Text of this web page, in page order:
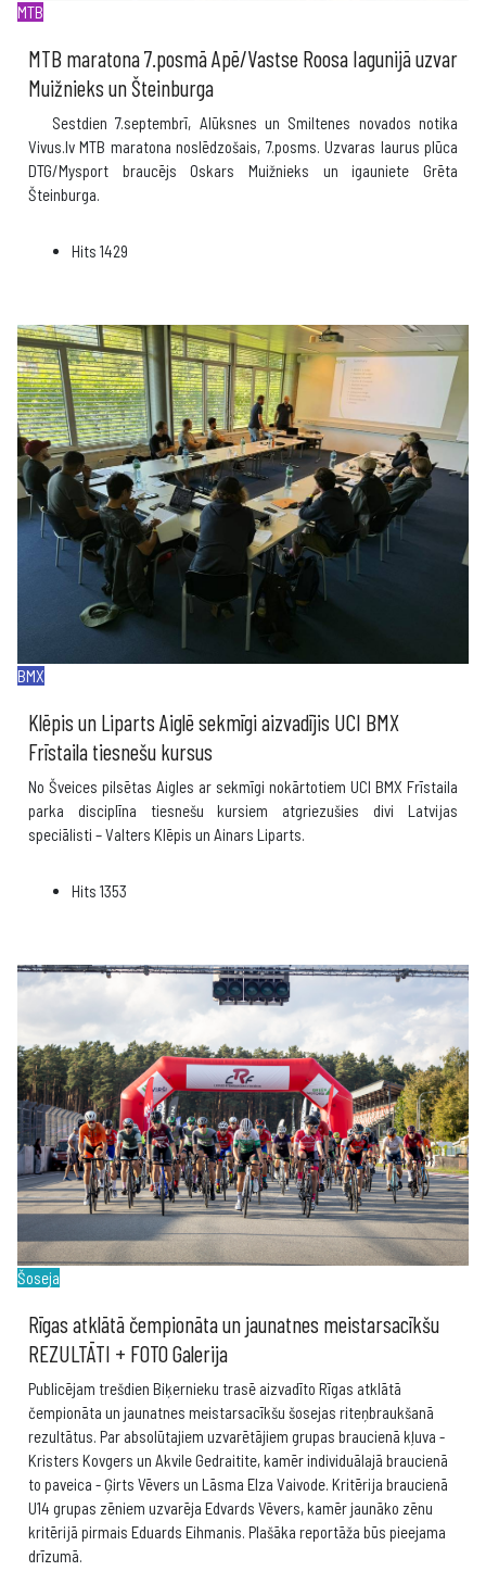
MTB
MTB maratona 7.posmā Apē/Vastse Roosa Iagunijā uzvar
Muižnieks un Šteinburga
Sestdien 7.septembrī, Alūksnes un Smiltenes novados notika
Vivus.lv MTB maratona noslēdzošais, 7.posms. Uzvaras laurus plūca
DTG/Mysport braucējs Oskars Muižnieks un igauniete Grēta
Šteinburga.
Hits 1429
BMX
Klēpis un Liparts Aiglē sekmīgi aizvadījis UCI BMX
Frīstaila tiesnešu kursus
No Šveices pilsētas Aigles ar sekmīgi nokārtotiem UCI BMX Frīstaila
parka disciplīna tiesnešu kursiem atgriezušies divi Latvijas
speciālisti – Valters Klēpis un Ainars Liparts.
Hits 1353
Šoseja
Rīgas atklātā čempionāta un jaunatnes meistarsacīkšu
REZULTĀTI + FOTO Galerija
Publicējam trešdien Biķernieku trasē aizvadīto Rīgas atklātā
čempionāta un jaunatnes meistarsacīkšu šosejas riteņbraukšanā
rezultātus. Par absolūtajiem uzvarētājiem grupas braucienā kļuva -
Kristers Kovgers un Akvile Gedraitite, kamēr individuālajā braucienā
to paveica - Ģirts Vēvers un Lāsma Elza Vaivode. Kritērija braucienā
U14 grupas zēniem uzvarēja Edvards Vēvers, kamēr jaunāko zēnu
kritērijā pirmais Eduards Eihmanis. Plašāka reportāža būs pieejama
drīzumā.